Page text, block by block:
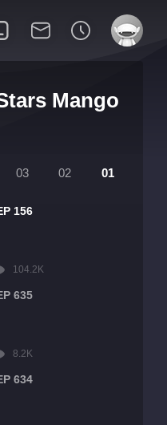
Mango
03 02 01
156
104.2K
635
8.2K
634